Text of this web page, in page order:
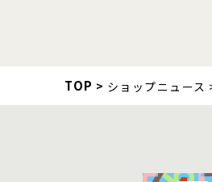
TOP ショップニュース